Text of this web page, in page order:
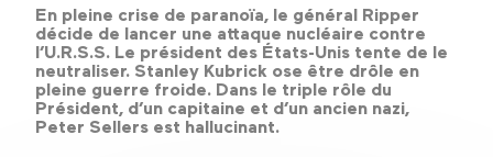
En pleine crise de paranoïa, le général Ripper
décide de lancer une attaque nucléaire contre
l’U.R.S.S. Le président des États-Unis tente de le
neutraliser. Stanley Kubrick ose être drôle en
pleine guerre froide. Dans le triple rôle du
Président, d’un capitaine et d’un ancien nazi,
Peter Sellers est hallucinant.